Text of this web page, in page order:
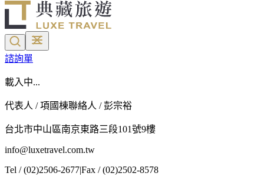
諮詢單
載入中...
代表人 / 項國棟聯絡人 / 彭宗裕
台北市中山區南京東路三段101號9樓
info@luxetravel.com.tw
Tel / (02)2506-2677|Fax / (02)2502-8578